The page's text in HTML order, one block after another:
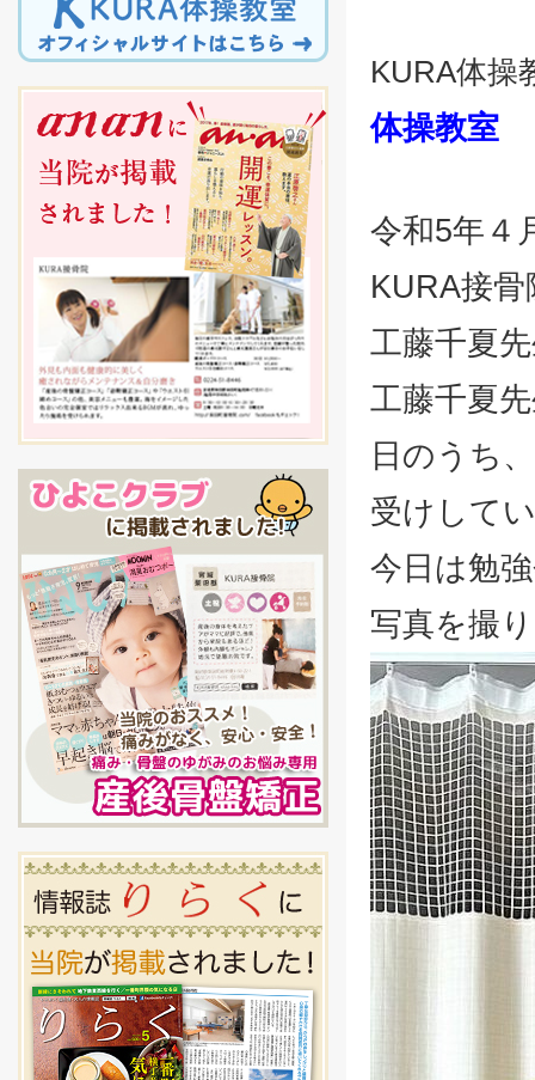
KURA体
体操教室
令和5年４
KURA接
工藤千夏
工藤千夏
日のうち
受けして
今日は勉
写真を撮